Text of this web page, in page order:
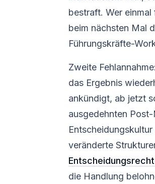
bestraft. Wer
beim nächsten Mal
Führungskräfte-
Zweite
das Ergebnis
ankündigt, ab jetzt
ausgedehnten
veränderte
die Handlung